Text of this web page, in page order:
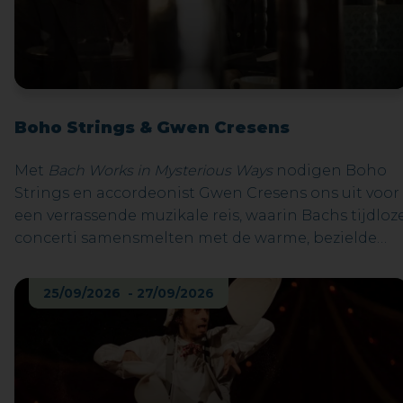
Boho Strings & Gwen Cresens
Met Bach Works in Mysterious Ways nodigen Boho
Strings en accordeonist Gwen Cresens ons uit voor
een verrassende muzikale reis, waarin Bachs
concerti samensmelten met de warme, bezielde
als ‘klassiek repertoire’ beschouwen, was in Bachs
eigen praktijk allesbehalve statisch. Hij herwerkte
voortdurend zijn eigen composities, paste ze aan
voor nieuwe bezettingen, herschreef en verfijnde.
Muziek was voor hem geen museumstuk, maar
levend materiaal. Dat maakt de stap naar een
25/09/2026 - 27/09/2026